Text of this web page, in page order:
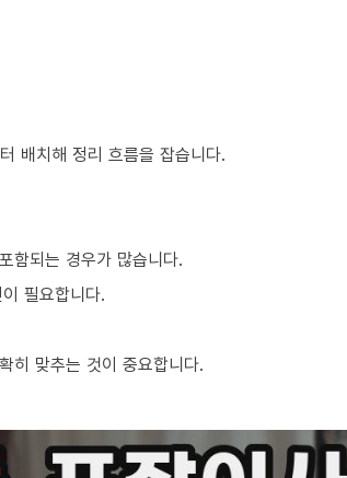
배치해 정리 흐름을 잡습니다.
함되는 경우가 많습니다.
필요합니다.
히 맞추는 것이 중요합니다.